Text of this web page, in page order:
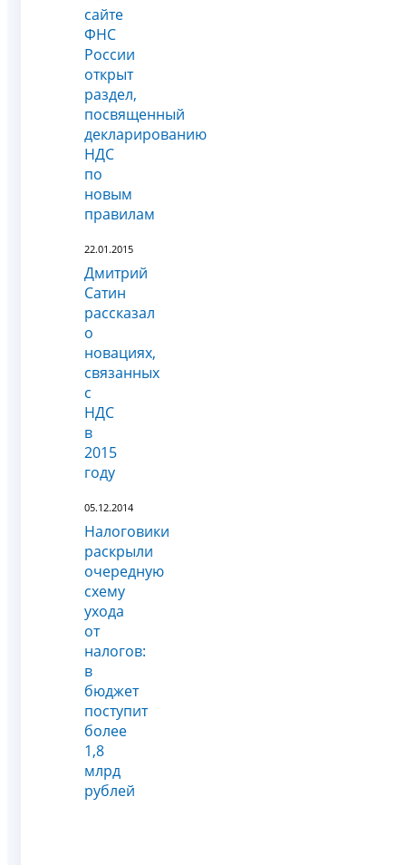
сайте
ФНС
России
открыт
раздел,
посвященный
декларированию
НДС
по
новым
правилам
22.01.2015
Дмитрий
Сатин
рассказал
о
новациях,
связанных
с
НДС
в
2015
году
05.12.2014
Налоговики
раскрыли
очередную
схему
ухода
от
налогов:
в
бюджет
поступит
более
1,8
млрд
рублей